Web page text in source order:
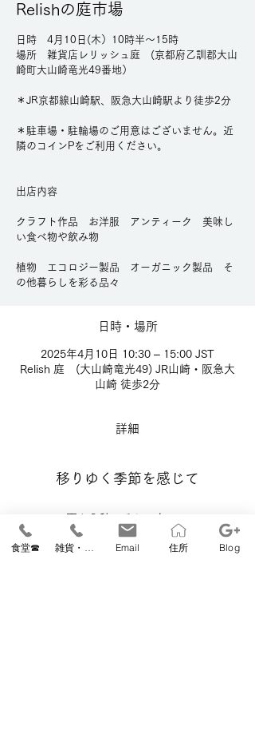
Relishの庭市場
日時 4月10日(木）10時半〜15時
場所 雑貨店レリッシュ庭 (京都府乙訓郡大山
崎町大山崎竜光49番地）
＊JR京都線山崎駅、阪急大山崎駅より徒歩2分
＊駐車場・駐輪場のご用意はございません。近
隣のコインPをご利用ください。
出店内容
クラフト作品 お洋服 アンティーク 美味し
い食べ物や飲み物
植物 エコロジー製品 オーガニック製品 そ
の他暮らしを彩る品々
日時・場所
2025年4月10日 10:30 – 15:00 JST
Relish 庭 (大山崎竜光49) JR山崎・阪急大
山崎 徒歩2分
詳細
移りゆく季節を感じて
森のような庭で開催するちいさなクラフト
食堂☎ Email 住所 Blog